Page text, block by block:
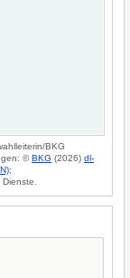
BKG
©BKG (2026) dl-
;